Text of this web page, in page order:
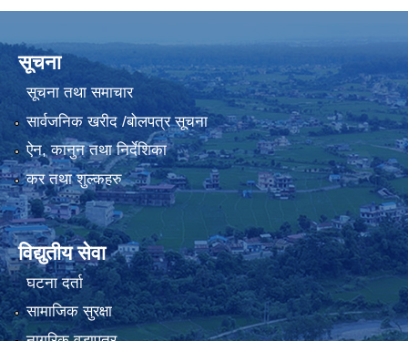
सूचना
सूचना तथा समाचार
सार्वजनिक खरीद /बोलपत्र सूचना
ऐन, कानुन तथा निर्देशिका
कर तथा शुल्कहरु
विद्युतीय सेवा
घटना दर्ता
सामाजिक सुरक्षा